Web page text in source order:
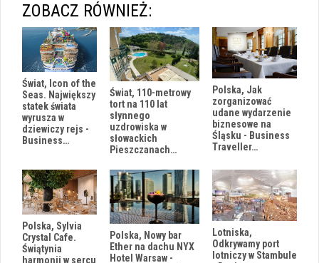
ZOBACZ RÓWNIEŻ:
Świat, Icon of the
Seas. Największy
statek świata
wyrusza w
dziewiczy rejs -
Business…
Świat, 110-metrowy
tort na 110 lat
słynnego
uzdrowiska w
słowackich
Pieszczanach…
Polska, Jak
zorganizować
udane wydarzenie
biznesowe na
Śląsku - Business
Traveller…
Polska, Sylvia
Crystal Cafe.
Świątynia
harmonii w sercu
Polska, Nowy bar
Ether na dachu NYX
Hotel Warsaw -
Lotniska,
Odkrywamy port
lotniczy w Stambule